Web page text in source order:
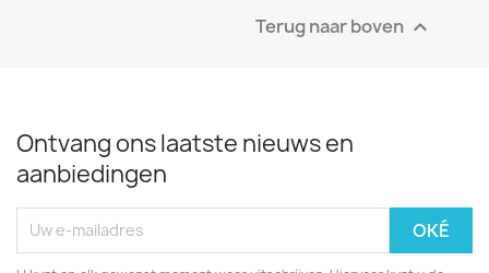
Terug naar boven 
Ontvang ons laatste nieuws en
aanbiedingen